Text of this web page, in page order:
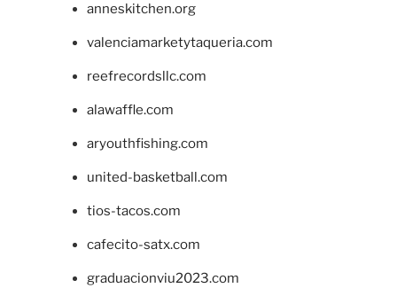
anneskitchen.org
valenciamarketytaqueria.com
reefrecordsllc.com
alawaffle.com
aryouthfishing.com
united-basketball.com
tios-tacos.com
cafecito-satx.com
graduacionviu2023.com